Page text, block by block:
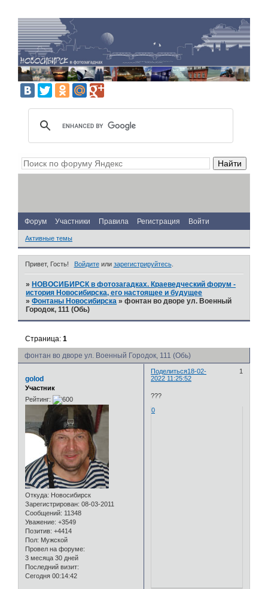
Форум Участники Правила Регистрация Войти
Активные темы
Привет, Гость! Войдитеили зарегистрируйтесь.
» НОВОСИБИРСК в фотозагадках. Краеведческий форум -
история Новосибирска, его настоящее и будущее
»Фонтаны Новосибирска »фонтан во дворе ул. Военный
Городок, 111 (Обь)
фонтан во дворе ул. Военный Городок, 111 (Обь)
Страница:1
Поделиться 1
18-02-
2022 11:25:52
golod
Участник
Рейтинг:
Откуда: Новосибирск
Зарегистрирован: 08-03-2011
Сообщений: 11348
Уважение: +3549
Позитив: +4414
Пол: Мужской
Провел на форуме:
3 месяца 30 дней
Последний визит:
Сегодня 00:14:42
???
0